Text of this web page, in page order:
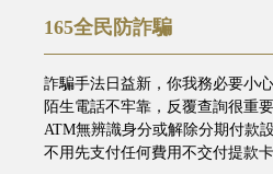
165全民防詐騙
詐騙手法日益新，你我務必要小
陌生電話不牢靠，反覆查詢很重
ATM無辨識身分或解除分期付款
不用先支付任何費用不交付提款